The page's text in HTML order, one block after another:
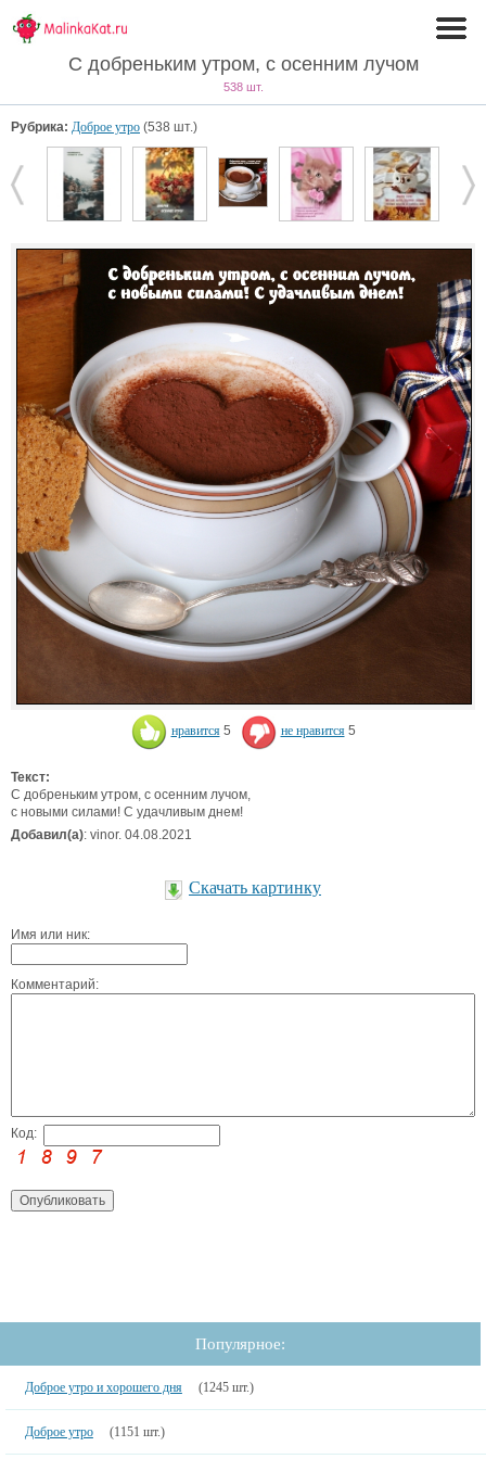
С добреньким утром, с осенним лучом
538 шт.
Рубрика: Доброе утро (538 шт.)
нравится 5 не нравится 5
Текст:
С добреньким утром, с осенним лучом,
с новыми силами! С удачливым днем!
Добавил(а): vinor. 04.08.2021
Скачать картинку
Имя или ник:
Комментарий:
Код:
Популярное:
Доброе утро и хорошего дня (1245 шт.)
Доброе утро (1151 шт.)